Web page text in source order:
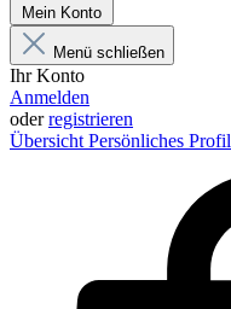
Mein Konto
Menü schließen
Ihr Konto
Anmelden
oderregistrieren
Übersicht Persönliches Profil